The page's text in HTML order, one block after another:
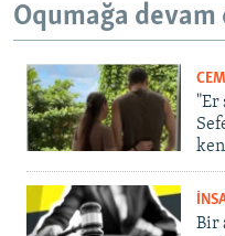
Oqumağa
"Er
Bir